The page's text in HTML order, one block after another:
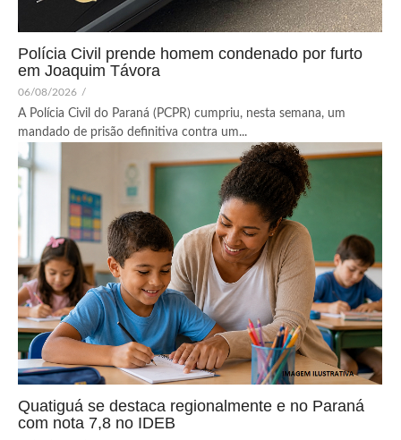
Polícia Civil prende homem condenado por furto
em Joaquim Távora
06/08/2026 /
A Polícia Civil do Paraná (PCPR) cumpriu, nesta semana, um
mandado de prisão definitiva contra um...
Quatiguá se destaca regionalmente e no Paraná
com nota 7,8 no IDEB